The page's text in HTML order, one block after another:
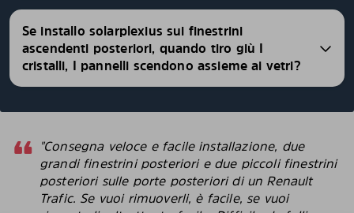
Se installo solarplexius sui finestrini
ascendenti posteriori, quando tiro giù I
cristalli, I pannelli scendono assieme ai vetri?
"Consegna veloce e facile installazione, due
grandi finestrini posteriori e due piccoli finestrini
posteriori sulle porte posteriori di un Renault
Trafic. Se vuoi rimuoverli, è facile, se vuoi